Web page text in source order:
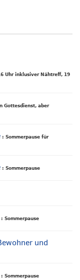
Uhr inklusiver Nähtreff, 19
Gottesdienst, aber
: Sommerpause für
: Sommerpause
: Sommerpause
und
: Sommerpause